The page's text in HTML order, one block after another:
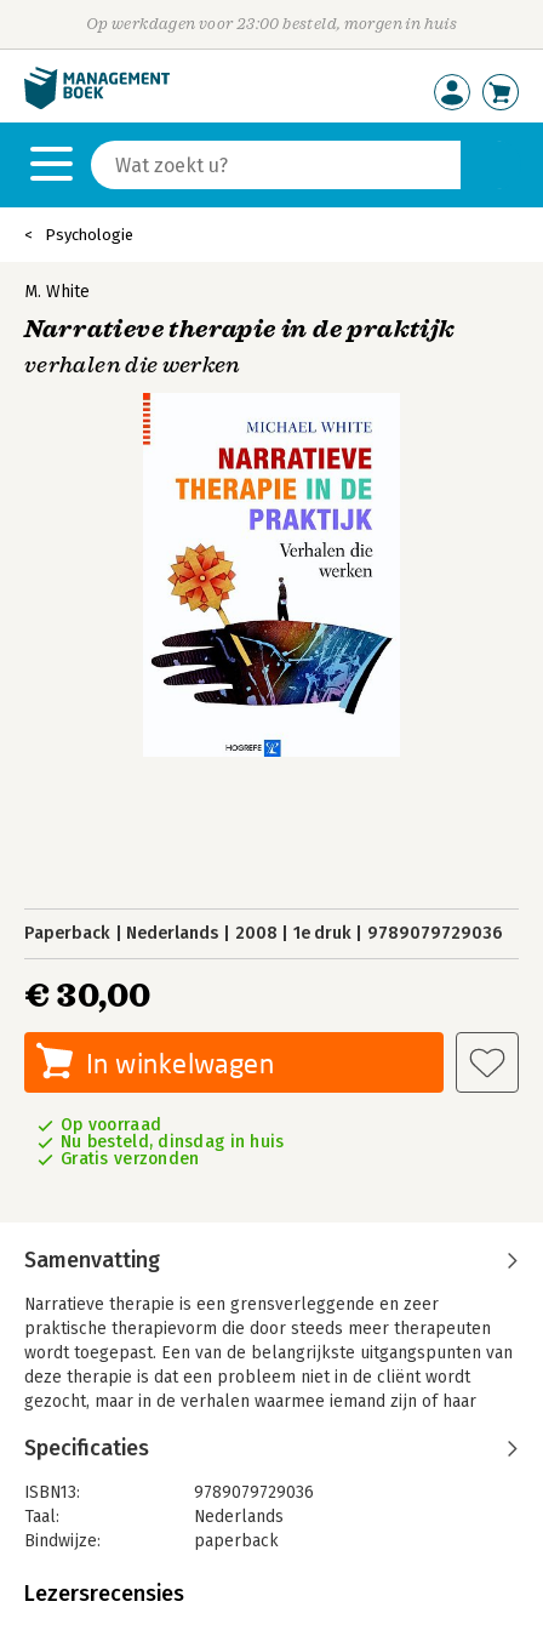
Op werkdagen voor 23:00 besteld, morgen in huis
Psychologie
M. White
Narratieve therapie in de praktijk
verhalen die werken
Paperback Nederlands 2008 1e druk 9789079729036
€ 30,00
In winkelwagen
Op voorraad
Nu besteld, dinsdag in huis
Gratis verzonden
Samenvatting
Narratieve therapie is een grensverleggende en zeer
praktische therapievorm die door steeds meer therapeuten
wordt toegepast. Een van de belangrijkste uitgangspunten van
deze therapie is dat een probleem niet in de cliënt wordt
gezocht, maar in de verhalen waarmee iemand zijn of haar
momenten waarop een probleem niet of nauwelijks van
nieuwe werkelijkheid waarin het probleem een kleinere rol
speelt.
van zaken over deze fascinerende en zeer effectieve
Specificaties
ISBN13:
9789079729036
Taal:
Nederlands
Bindwijze:
paperback
Uitgever:
Lezersrecensies